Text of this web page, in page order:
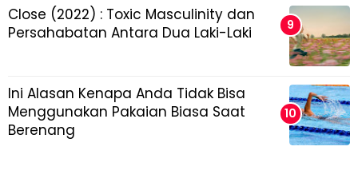
Close (2022) : Toxic Masculinity dan
Persahabatan Antara Dua Laki-Laki
Ini Alasan Kenapa Anda Tidak Bisa
Menggunakan Pakaian Biasa Saat
Berenang